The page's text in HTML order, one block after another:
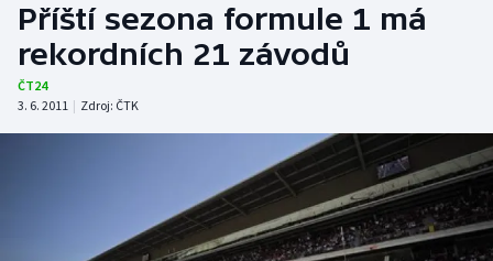
Hokej
Tenis
Atletika
DALŠÍ SPORTY
Příští sezona formule 1 má
rekordních 21 závodů
ČT24
3. 6. 2011 | Zdroj: ČTK